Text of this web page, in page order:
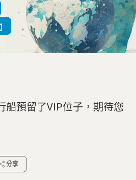
船預留了VIP位子，期待您
分享